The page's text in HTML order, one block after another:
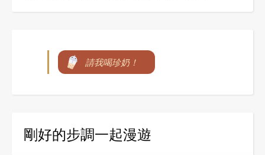
請我喝珍奶！
剛好的步調一起漫遊